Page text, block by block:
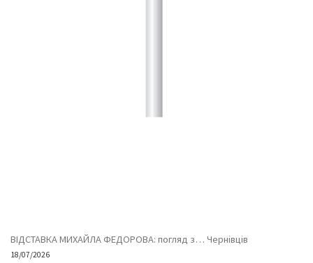
ВІДСТАВКА МИХАЙЛА ФЕДОРОВА: погляд з… Чернівців
18/07/2026